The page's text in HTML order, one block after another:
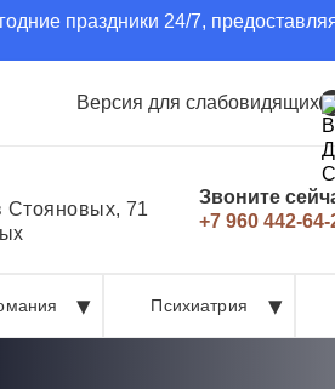
праздники 24/7,
Версия для слабовидящих
Стояновых, 71
Звоните
+7 960 442-64-
Психиатрия